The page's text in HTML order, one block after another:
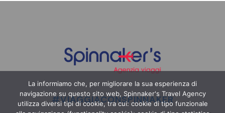
#VIAGGIACONSPINNAKER
La informiamo che, per migliorare la sua esperienza di
navigazione su questo sito web, Spinnaker's Travel Agency
utilizza diversi tipi di cookie, tra cui: cookie di tipo funzionale